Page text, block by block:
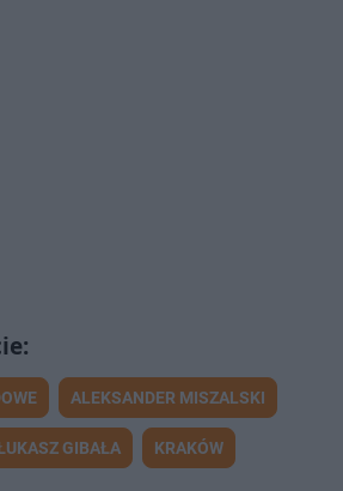
ALEKSANDER MISZALSKI
GIBAŁA KRAKÓW